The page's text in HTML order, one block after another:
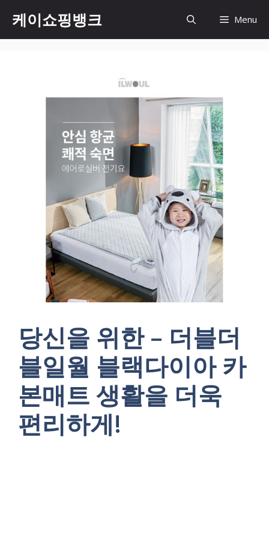
content
케이쇼핑뱅크 Menu
당신을 위한 – 더블더
블일월 블랙다이아 카
본매트 생활을 더욱
편리하게!